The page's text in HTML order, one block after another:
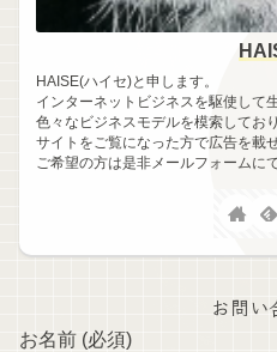
HAISE(ハイセ)と申します。
インターネットビジネスを駆使して
色々なビジネスモデルを模索してお
サイトをご覧になった方で広告を載
ご希望の方は是非メールフォームに
お問い
お名前 (必須)